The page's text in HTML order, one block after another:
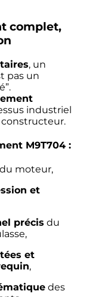
complet,
, un
pas un
industriel
M9T704 :
du moteur,
et
précis du
et
,
des